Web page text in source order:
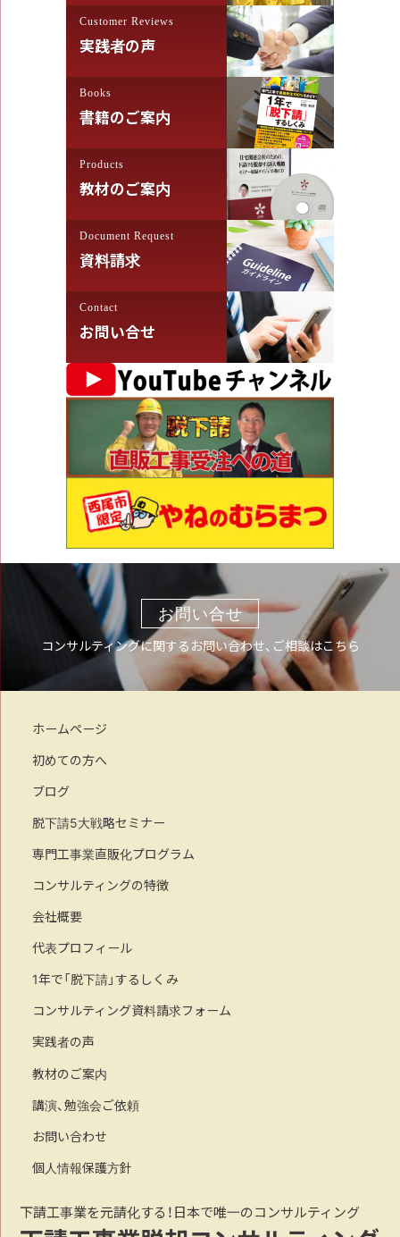
Customer Reviews
実践者の声
Books
書籍のご案内
Products
教材のご案内
Document Request
資料請求
Contact
お問い合せ
お問い合せ
コンサルティングに関するお問い合わせ、ご相談はこちら
ホームページ
初めての方へ
ブログ
脱下請5大戦略セミナー
専門工事業直販化プログラム
コンサルティングの特徴
会社概要
代表プロフィール
1年で「脱下請」するしくみ
コンサルティング資料請求フォーム
実践者の声
教材のご案内
講演、勉強会ご依頼
お問い合わせ
個人情報保護方針
下請工事業を元請化する！日本で唯一のコンサルティング